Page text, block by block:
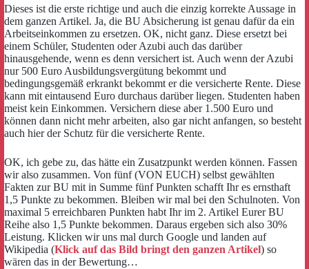
Dieses ist die erste richtige und auch die einzig korrekte Aussage in
dem ganzen Artikel. Ja, die BU Absicherung ist genau dafür da ein
Arbeitseinkommen zu ersetzen. OK, nicht ganz. Diese ersetzt bei
einem Schüler, Studenten oder Azubi auch das darüber
hinausgehende, wenn es denn versichert ist. Auch wenn der Azubi
nur 500 Euro Ausbildungsvergütung bekommt und
bedingungsgemäß erkrankt bekommt er die versicherte Rente. Diese
kann mit eintausend Euro durchaus darüber liegen. Studenten haben
meist kein Einkommen. Versichern diese aber 1.500 Euro und
können dann nicht mehr arbeiten, also gar nicht anfangen, so besteht
auch hier der Schutz für die versicherte Rente.
OK, ich gebe zu, das hätte ein Zusatzpunkt werden können. Fassen
wir also zusammen. Von fünf (VON EUCH) selbst gewählten
Fakten zur BU mit in Summe fünf Punkten schafft Ihr es ernsthaft
1,5 Punkte zu bekommen. Bleiben wir mal bei den Schulnoten. Von
maximal 5 erreichbaren Punkten habt Ihr im 2. Artikel Eurer BU
Reihe also 1,5 Punkte bekommen. Daraus ergeben sich also 30%
Leistung. Klicken wir uns mal durch Google und landen auf
Wikipedia (Klick auf das Bild bringt den ganzen Artikel) so
wären das in der Bewertung…